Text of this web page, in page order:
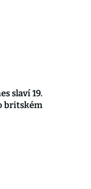
slaví 19.
britském